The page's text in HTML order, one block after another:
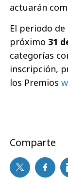
actuarán
El periodo
próximo 31
categorías
inscripción,
los Premios
Comparte